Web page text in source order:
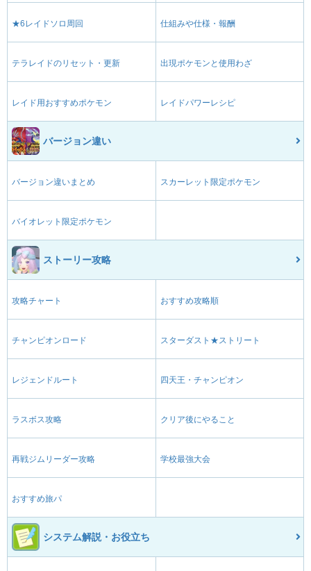
★6レイドソロ周回 仕組みや仕様・報酬
テラレイドのリセット・更新 出現ポケモンと使用わざ
レイド用おすすめポケモン レイドパワーレシピ
バージョン違い
バージョン違いまとめ スカーレット限定ポケモン
バイオレット限定ポケモン
ストーリー攻略
攻略チャート おすすめ攻略順
チャンピオンロード スターダスト★ストリート
レジェンドルート 四天王・チャンピオン
ラスボス攻略 クリア後にやること
再戦ジムリーダー攻略 学校最強大会
おすすめ旅パ
システム解説・お役立ち